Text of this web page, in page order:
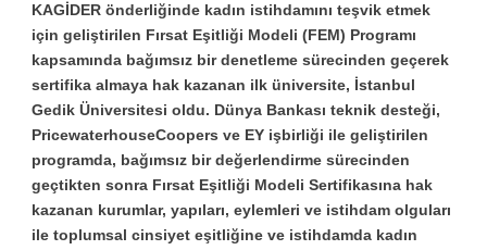
KAGİDER önderliğinde kadın istihdamını teşvik etmek
için geliştirilen Fırsat Eşitliği Modeli (FEM) Programı
kapsamında bağımsız bir denetleme sürecinden geçerek
sertifika almaya hak kazanan ilk üniversite, İstanbul
Gedik Üniversitesi oldu. Dünya Bankası teknik desteği,
PricewaterhouseCoopers ve EY işbirliği ile geliştirilen
programda, bağımsız bir değerlendirme sürecinden
geçtikten sonra Fırsat Eşitliği Modeli Sertifikasına hak
kazanan kurumlar, yapıları, eylemleri ve istihdam olguları
ile toplumsal cinsiyet eşitliğine ve istihdamda kadın